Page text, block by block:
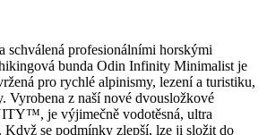
schválená profesionálními horskými
bunda Odin Infinity Minimalist je
pro rychlé alpinismy, lezení a turistiku,
Vyrobena z naší nové dvousložkové
je výjimečně vodotěsná, ultra
Když se podmínky zlepší, lze ji složit do